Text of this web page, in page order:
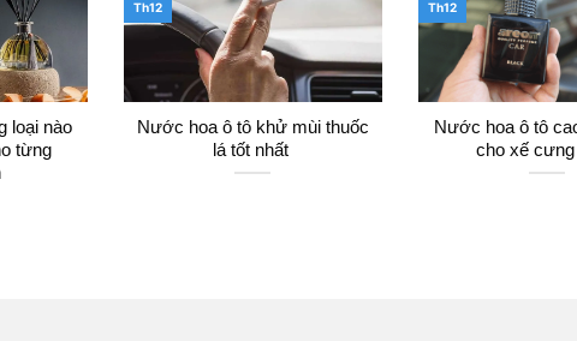
loại nào
từng
Nước hoa ô tô khử mùi thuốc
lá tốt nhất
Th12
Nước hoa ô tô
cho xế cưng
Th12